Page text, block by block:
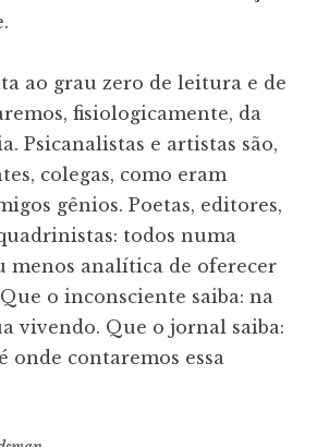
ao grau zero de leitura e de
fisiologicamente, da
Psicanalistas e artistas são,
colegas, como eram
gênios. Poetas, editores,
todos numa
menos analítica de oferecer
o inconsciente saiba: na
vivendo. Que o jornal saiba:
onde contaremos essa